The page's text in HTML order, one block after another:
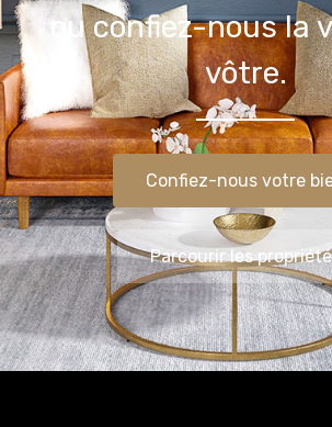
ou confiez-nous la
vôtre.
Confiez-nous votre
Parcourir les